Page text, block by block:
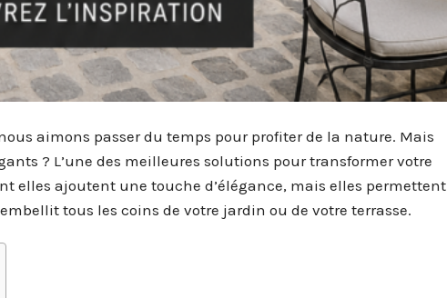
aimons passer du temps pour profiter de la nature. Mais
? L’une des meilleures solutions pour transformer votre
elles ajoutent une touche d’élégance, mais elles permettent
tous les coins de votre jardin ou de votre terrasse.